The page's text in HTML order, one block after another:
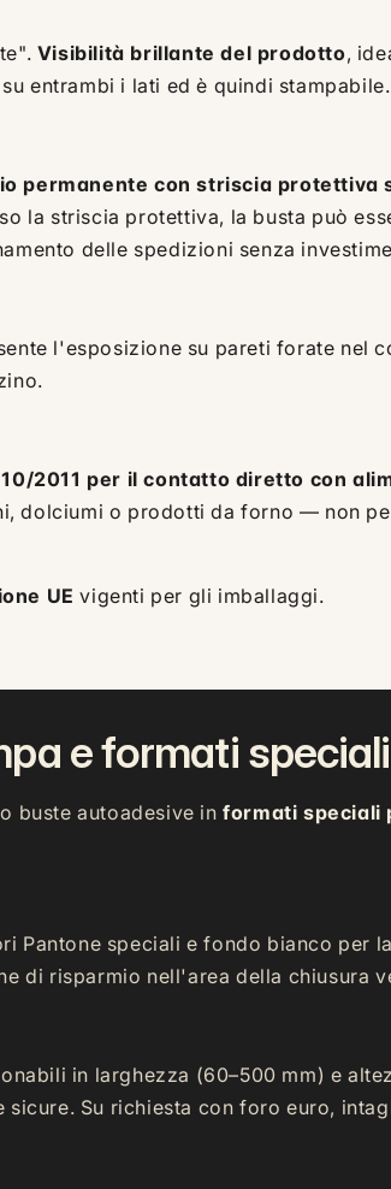
Visibilità brillante del prodotto,
entrambi i lati ed è quindi stampabile.
permanente con striscia protettiva
la striscia protettiva, la busta può
delle spedizioni senza
l'esposizione su pareti forate nel
2011 per il contatto diretto con
dolciumi o prodotti da forno — non
UE vigenti per gli imballaggi.
e formati speciali
buste autoadesive informati speciali
Pantone speciali e fondo bianco per
di risparmio nell'area della chiusura
in larghezza (60–500 mm) e
Su richiesta con foro euro,